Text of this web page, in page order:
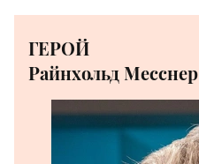
ГЕРОЙ
Райнхольд Месснер